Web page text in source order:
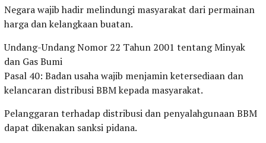
Negara wajib hadir melindungi masyarakat dari permainan
harga dan kelangkaan buatan.
Undang-Undang Nomor 22 Tahun 2001 tentang Minyak
dan Gas Bumi
Pasal 40: Badan usaha wajib menjamin ketersediaan dan
kelancaran distribusi BBM kepada masyarakat.
Pelanggaran terhadap distribusi dan penyalahgunaan BBM
dapat dikenakan sanksi pidana.